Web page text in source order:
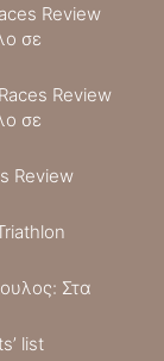
Review
σε
Review
σε
Review
Στα
list